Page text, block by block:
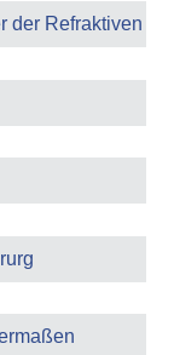
der Refraktiven